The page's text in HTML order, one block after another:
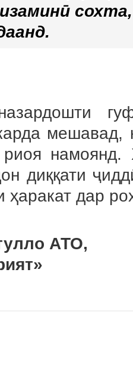
мешавад,
риоя намоянд.
диққати
ҳаракат дар
АТО,